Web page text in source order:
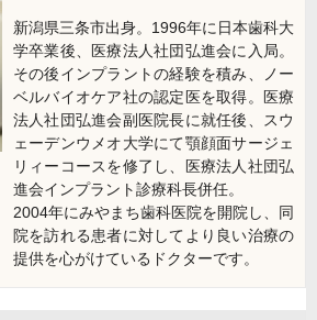
新潟県三条市出身。1996年に日本歯科大
学卒業後、医療法人社団弘進会に入局。
その後インプラントの経験を積み、ノー
ベルバイオケア社の認定医を取得。医療
法人社団弘進会副医院長に就任後、スウ
ェーデンウメオ大学にて顎顔面サージェ
リィーコースを修了し、医療法人社団弘
進会インプラント診療科長併任。
2004年にみやまち歯科医院を開院し、同
院を訪れる患者に対してより良い治療の
提供を心がけているドクターです。